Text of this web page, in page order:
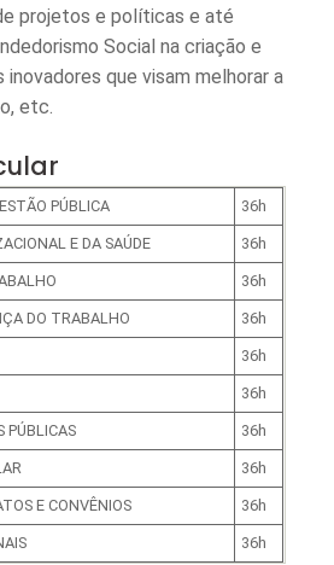
projetos e políticas e até
Social na criação e
que visam melhorar a
etc.
PÚBLICA 36h
E DA SAÚDE 36h
36h
DO TRABALHO 36h
36h
36h
PÚBLICAS 36h
36h
E CONVÊNIOS 36h
36h